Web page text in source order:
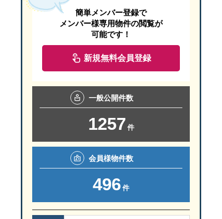
簡単メンバー登録で
メンバー様専用物件の閲覧が
可能です！
新規無料会員登録
一般公開件数
1257 件
会員様物件数
496件